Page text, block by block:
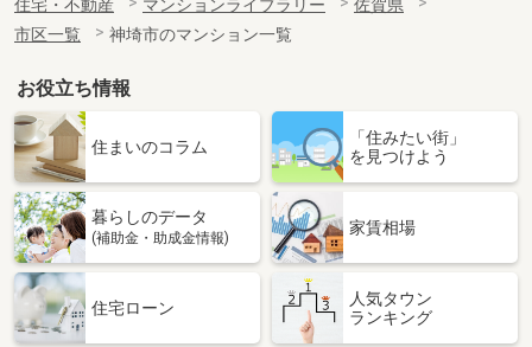
住宅・不動産 マンションライブラリー
佐賀県
市区一覧
神埼市のマンション一覧
お役立ち情報
住まいのコラム
「住みたい街」
を見つけよう
暮らしのデータ
(補助金・助成金情報)
家賃相場
住宅ローン
人気タウン
ランキング